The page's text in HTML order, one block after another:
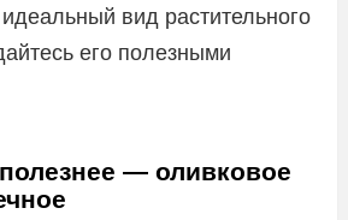
вид растительного
его полезными
— оливковое